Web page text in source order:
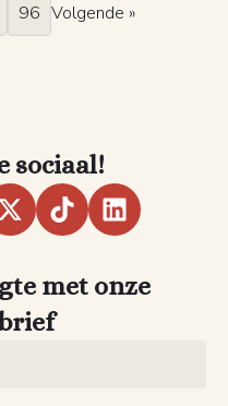
96 Volgende »
sociaal!
met onze